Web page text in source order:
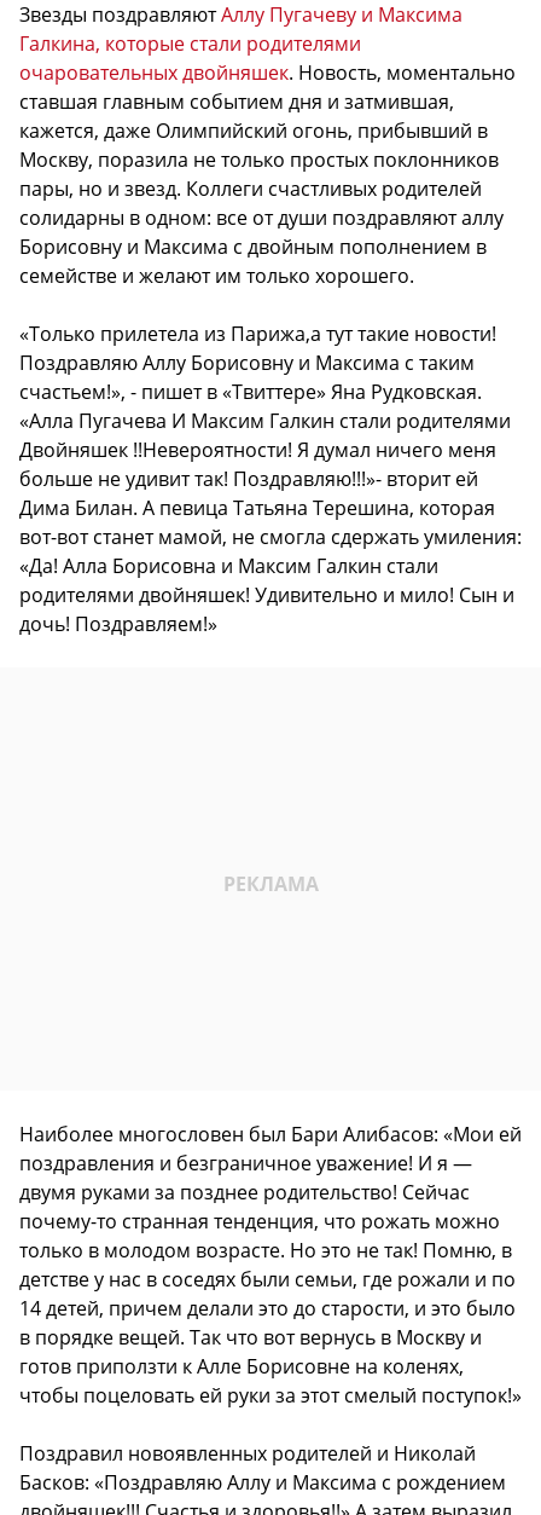
Звезды поздравляютАллу Пугачеву и Максима
Галкина, которые стали родителями
очаровательных двойняшек. Новость, моментально
ставшая главным событием дня и затмившая,
кажется, даже Олимпийский огонь, прибывший в
Москву, поразила не только простых поклонников
пары, но и звезд. Коллеги счастливых родителей
солидарны в одном: все от души поздравляют аллу
Борисовну и Максима с двойным пополнением в
семействе и желают им только хорошего.
«Только прилетела из Парижа,а тут такие новости!
Поздравляю Аллу Борисовну и Максима с таким
счастьем!», - пишет в «Твиттере» Яна Рудковская.
«Алла Пугачева И Максим Галкин стали родителями
Двойняшек !!Невероятности! Я думал ничего меня
больше не удивит так! Поздравляю!!!»- вторит ей
Дима Билан. А певица Татьяна Терешина, которая
вот-вот станет мамой, не смогла сдержать умиления:
«Да! Алла Борисовна и Максим Галкин стали
родителями двойняшек! Удивительно и мило! Сын и
дочь! Поздравляем!»
Наиболее многословен был Бари Алибасов: «Мои ей
поздравления и безграничное уважение! И я —
двумя руками за позднее родительство! Сейчас
почему-то странная тенденция, что рожать можно
только в молодом возрасте. Но это не так! Помню, в
детстве у нас в соседях были семьи, где рожали и по
14 детей, причем делали это до старости, и это было
в порядке вещей. Так что вот вернусь в Москву и
готов приползти к Алле Борисовне на коленях,
чтобы поцеловать ей руки за этот смелый поступок!»
Поздравил новоявленных родителей и Николай
Басков: «Поздравляю Аллу и Максима с рождением